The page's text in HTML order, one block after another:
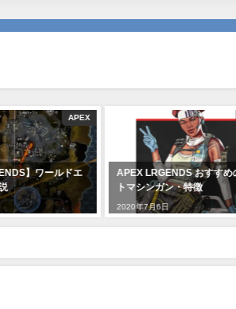
APEX
】ワールドエ
APEX LRGENDS おすすめ
トマシンガン・特徴
2020年7月6日